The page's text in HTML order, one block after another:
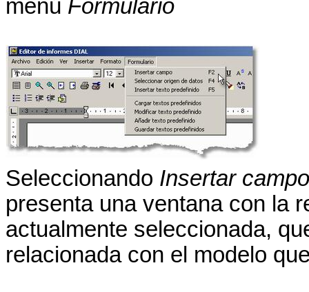
menú Formulario
Seleccionando Insertar campo
presenta una ventana con la
actualmente seleccionada,
relacionada con el modelo